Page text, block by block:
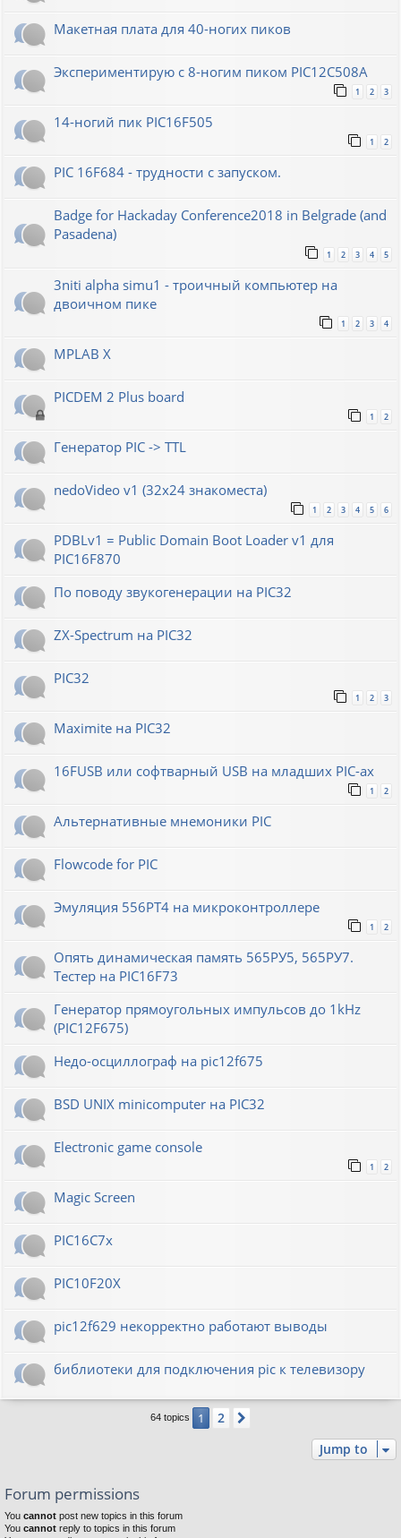
Макетная плата для 40-ногих пиков
Экспериментирую с 8-ногим пиком PIC12C508A
1 2 3
14-ногий пик PIC16F505
1 2
PIC 16F684 - трудности с запуском.
Badge for Hackaday Conference2018 in Belgrade (and
Pasadena)
1 2 3 4 5
3niti alpha simu1 - троичный компьютер на
двоичном пике
1 2 3 4
MPLAB X
PICDEM 2 Plus board
1 2
Генератор РIС -> TTL
nedoVideo v1 (32x24 знакоместа)
1 2 3 4 5 6
PDBLv1 = Public Domain Boot Loader v1 для
PIC16F870
По поводу звукогенерации на PIC32
ZX-Spectrum на PIC32
PIC32
1 2 3
Maximite на PIC32
16FUSB или софтварный USB на младших PIC-ах
1 2
Альтернативные мнемоники PIC
Flowcode for PIC
Эмуляция 556РТ4 на микроконтроллере
1 2
Опять динамическая память 565РУ5, 565РУ7.
Тестер на PIC16F73
Генератор прямоугольных импульсов до 1kHz
(PIC12F675)
Недо-осциллограф на pic12f675
BSD UNIX minicomputer на PIC32
Electronic game console
1 2
Magic Screen
PIC16C7x
PIC10F20Х
pic12f629 некорректно работают выводы
библиотеки для подключения pic к телевизору
64 topics 1 2
Jump to
Forum permissions
You cannot post new topics in this forum
You cannot reply to topics in this forum